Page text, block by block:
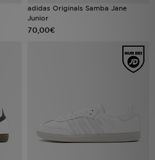
adidas Originals Samba Jane
Junior
70,00€